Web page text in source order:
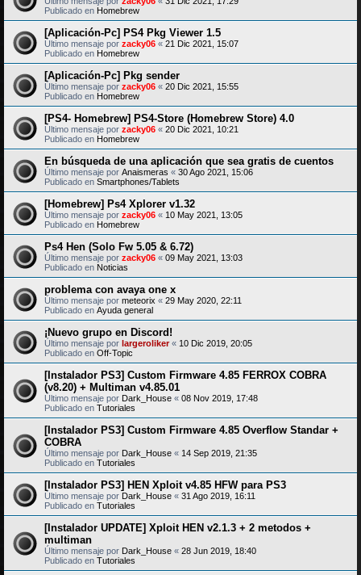
Publicado en Homebrew
[Aplicación-Pc] PS4 Pkg Viewer 1.5
Último mensaje por zacky06 « 21 Dic 2021, 15:07
Publicado en Homebrew
[Aplicación-Pc] Pkg sender
Último mensaje por zacky06 « 20 Dic 2021, 15:55
Publicado en Homebrew
[PS4- Homebrew] PS4-Store (Homebrew Store) 4.0
Último mensaje por zacky06 « 20 Dic 2021, 10:21
Publicado en Homebrew
En búsqueda de una aplicación que sea gratis de cuentos
Último mensaje por Anaismeras « 30 Ago 2021, 15:06
Publicado en Smartphones/Tablets
[Homebrew] Ps4 Xplorer v1.32
Último mensaje por zacky06 « 10 May 2021, 13:05
Publicado en Homebrew
Ps4 Hen (Solo Fw 5.05 & 6.72)
Último mensaje por zacky06 « 09 May 2021, 13:03
Publicado en Noticias
problema con avaya one x
Último mensaje por meteorix « 29 May 2020, 22:11
Publicado en Ayuda general
¡Nuevo grupo en Discord!
Último mensaje por largeroliker« 10 Dic 2019, 20:05
Publicado en Off-Topic
[Instalador PS3] Custom Firmware 4.85 FERROX COBRA
(v8.20) + Multiman v4.85.01
Último mensaje por Dark_House « 08 Nov 2019, 17:48
Publicado en Tutoriales
[Instalador PS3] Custom Firmware 4.85 Overflow Standar +
COBRA
Último mensaje por Dark_House « 14 Sep 2019, 21:35
Publicado en Tutoriales
[Instalador PS3] HEN Xploit v4.85 HFW para PS3
Último mensaje por Dark_House « 31 Ago 2019, 16:11
Publicado en Tutoriales
[Instalador UPDATE] Xploit HEN v2.1.3 + 2 metodos +
multiman
Último mensaje por Dark_House « 28 Jun 2019, 18:40
Publicado en Tutoriales